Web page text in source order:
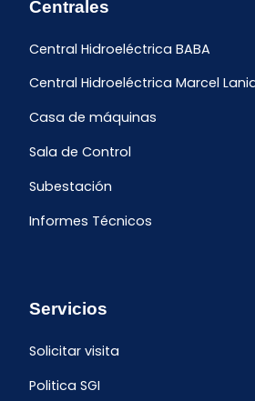
Centrales
Central Hidroeléctrica BABA
Central Hidroeléctrica Marcel
Casa de máquinas
Sala de Control
Subestación
Informes Técnicos
Servicios
Solicitar visita
Politica SGI